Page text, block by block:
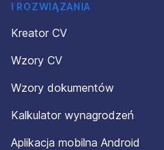
I ROZWIĄZANIA
Kreator CV
Wzory CV
Wzory dokumentów
Kalkulator wynagrodzeń
Aplikacja mobilna Android